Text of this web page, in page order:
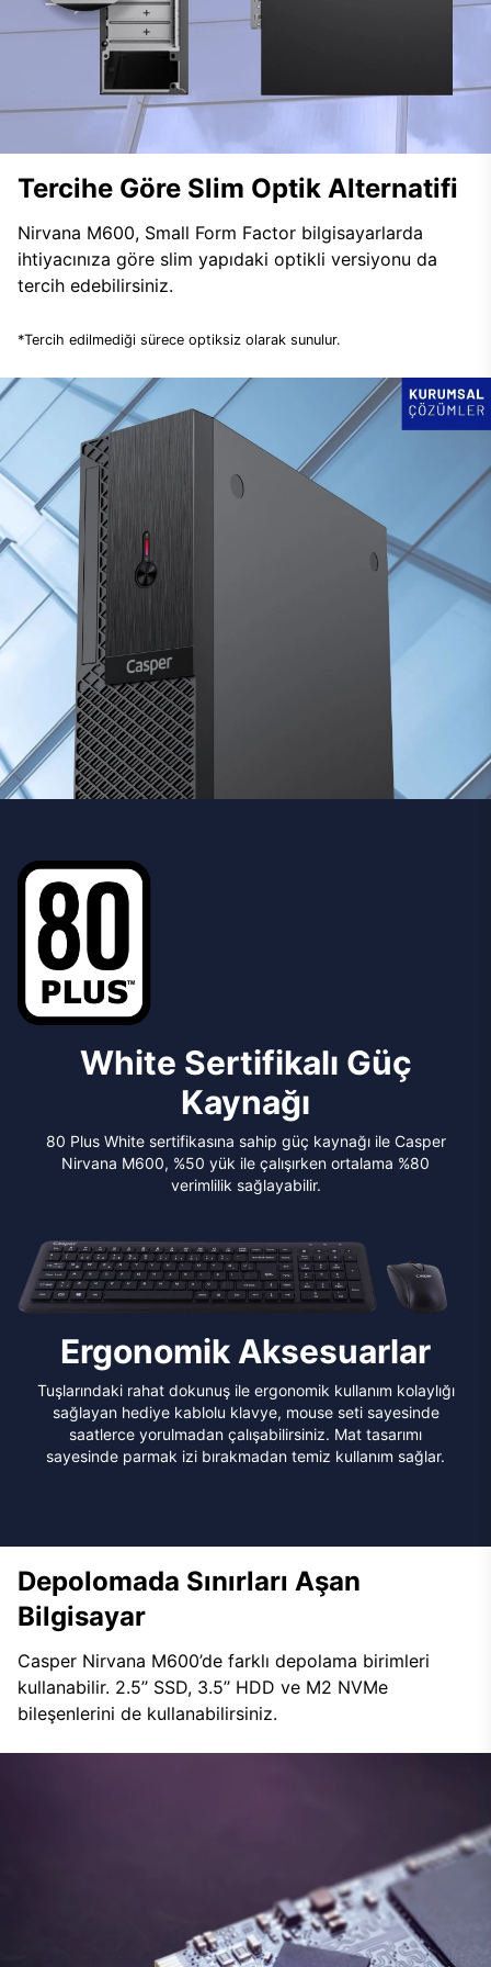
Tercihe Göre Slim Optik Alternatifi
Nirvana M600, Small Form Factor bilgisayarlarda
ihtiyacınıza göre slim yapıdaki optikli versiyonu da
tercih edebilirsiniz.
*Tercih edilmediği sürece optiksiz olarak sunulur.
White Sertifikalı Güç
Kaynağı
80 Plus White sertifikasına sahip güç kaynağı ile Casper
Nirvana M600, %50 yük ile çalışırken ortalama %80
verimlilik sağlayabilir.
Ergonomik Aksesuarlar
Tuşlarındaki rahat dokunuş ile ergonomik kullanım kolaylığı
sağlayan hediye kablolu klavye, mouse seti sayesinde
saatlerce yorulmadan çalışabilirsiniz. Mat tasarımı
sayesinde parmak izi bırakmadan temiz kullanım sağlar.
Depolomada Sınırları Aşan
Bilgisayar
Casper Nirvana M600’de farklı depolama birimleri
kullanabilir. 2.5’’ SSD, 3.5’’ HDD ve M2 NVMe
bileşenlerini de kullanabilirsiniz.